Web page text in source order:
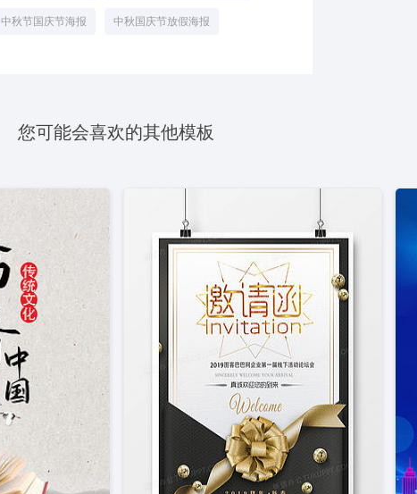
中秋节国庆节海报 中秋国庆节放假海报
您可能会喜欢的其他模板